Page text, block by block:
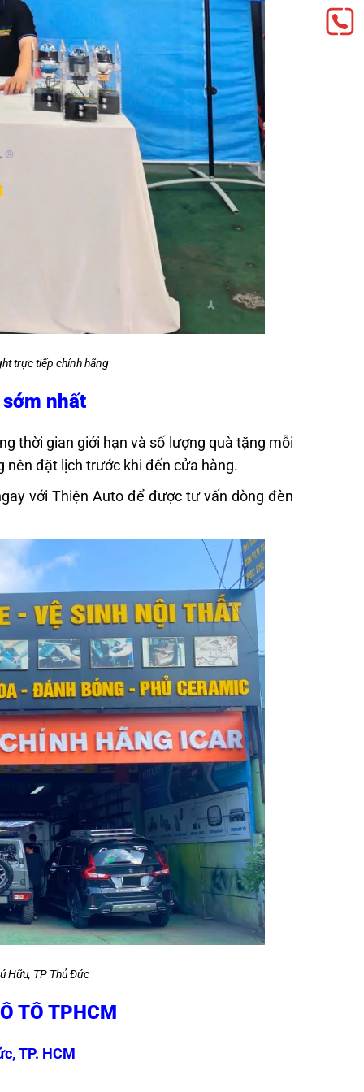
trực tiếp chính hãng
nhất
thời gian giới hạn và số lượng quà tặng mỗi
đặt lịch trước khi đến cửa hàng.
với Thiện Auto để được tư vấn dòng đèn
Hữu, TP Thủ Đức
TÔ TPHCM
TP. HCM